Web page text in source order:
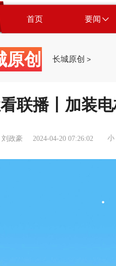
首页 要闻
原创 长城原创 >
联播丨加装
政豪 2024-04-20 07:26:02 小